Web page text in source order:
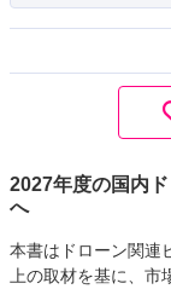
2027年度の国内
へ
本書はドローン関連
上の取材を基に、市